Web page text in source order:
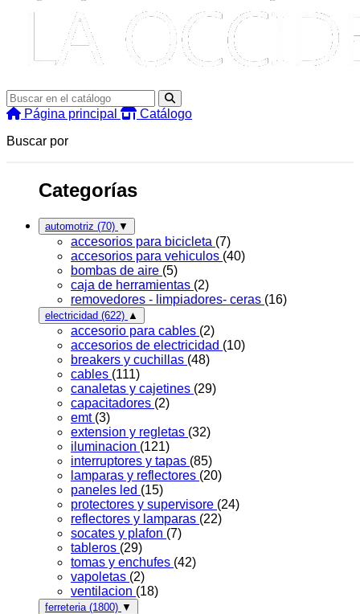
Página principal
Catálogo
Buscar por
Categorías
automotriz (70) ▼
accesorios para bicicleta (7)
accesorios para vehiculos (40)
bombas de aire (5)
caja de herramientas (2)
removedores - limpiadores- ceras (16)
electricidad (622) ▲
accesorio para cables (2)
accesorios de electricidad (10)
breakers y cuchillas (48)
cables (111)
canaletas y cajetines (29)
capacitadores (2)
emt (3)
extension y regletas (32)
iluminacion (121)
interruptores y tapas (85)
lamparas y reflectores (20)
paneles led (15)
protectores y supervisore (24)
reflectores y lamparas (22)
socates y plafon (7)
tableros (29)
tomas y enchufes (42)
vapoletas (2)
ventilacion (18)
ferreteria (1800) ▼